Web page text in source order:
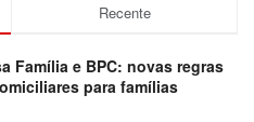
Recente
Família e BPC: novas regras
para famílias